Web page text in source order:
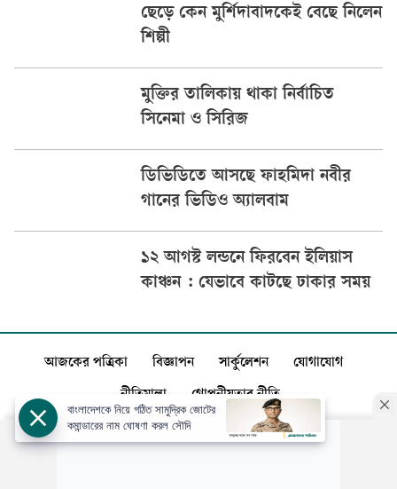
ছেড়ে কেন মুর্শিদাবাদকেই বেছে নিলেন
শিল্পী
মুক্তির তালিকায় থাকা নির্বাচিত
সিনেমা ও সিরিজ
ডিভিডিতে আসছে ফাহমিদা নবীর
গানের ভিডিও অ্যালবাম
১২ আগস্ট লন্ডনে ফিরবেন ইলিয়াস
কাঞ্চন : যেভাবে কাটছে ঢাকার সময়
আজকের পত্রিকা বিজ্ঞাপন সার্কুলেশন যোগাযোগ
নীতিমালা গোপনীয়তার নীতি
বাংলাদেশকে নিয়ে গঠিত সামুদ্রিক জোটের
কমান্ডারের নাম ঘোষণা করল সৌদি